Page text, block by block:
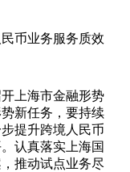
币业务服务质效
上海市金融形势
新任务，要持续
提升跨境人民币
认真落实上海国
推动试点业务尽